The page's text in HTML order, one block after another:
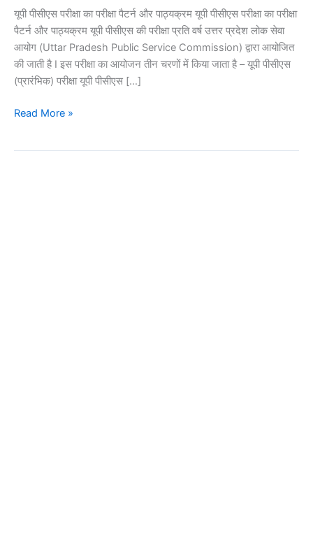
यूपी पीसीएस परीक्षा का परीक्षा पैटर्न और पाठ्यक्रम यूपी पीसीएस परीक्षा का परीक्षा
पैटर्न और पाठ्यक्रम यूपी पीसीएस की परीक्षा प्रति वर्ष उत्तर प्रदेश लोक सेवा
आयोग (Uttar Pradesh Public Service Commission) द्वारा आयोजित
की जाती है I इस परीक्षा का आयोजन तीन चरणों में किया जाता है – यूपी पीसीएस
(प्रारंभिक) परीक्षा यूपी पीसीएस […]
का
परीक्षा
पैटर्न
और
पाठ्यक्रम
Read More »